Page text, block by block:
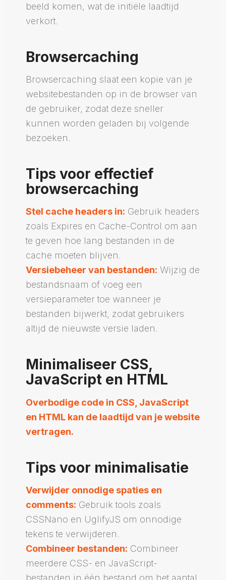
beeld komen, wat de initiële laadtijd
verkort.
Browsercaching
Browsercaching slaat een kopie van je
websitebestanden op in de browser van
de gebruiker, zodat deze sneller
kunnen worden geladen bij volgende
bezoeken.
Tips voor effectief
browsercaching
Stel cache headers in: Gebruik headers
zoals Expires en Cache-Control om aan
te geven hoe lang bestanden in de
cache moeten blijven.
Versiebeheer van bestanden: Wijzig de
bestandsnaam of voeg een
versieparameter toe wanneer je
bestanden bijwerkt, zodat gebruikers
altijd de nieuwste versie laden.
Minimaliseer CSS,
JavaScript en HTML
Overbodige code in CSS, JavaScript
en HTML kan de laadtijd van je website
vertragen.
Tips voor minimalisatie
Verwijder onnodige spaties en
comments: Gebruik tools zoals
CSSNano en UglifyJS om onnodige
tekens te verwijderen.
Combineer bestanden: Combineer
meerdere CSS- en JavaScript-
bestanden in één bestand om het aantal